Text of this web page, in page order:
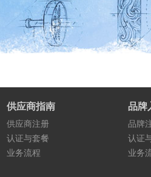
供应商指南
供应商注册
认证与套餐
业务流程
品牌
品牌
认证
业务